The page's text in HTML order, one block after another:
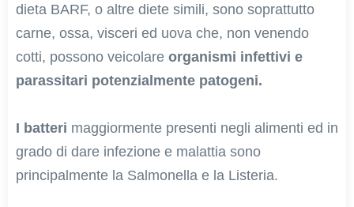
dieta BARF, o altre diete simili, sono soprattutto
carne, ossa, visceri ed uova che, non venendo
cotti, possono veicolare organismi infettivi e
parassitari potenzialmente patogeni.
I batteri maggiormente presenti negli alimenti ed in
grado di dare infezione e malattia sono
principalmente la Salmonella e la Listeria.